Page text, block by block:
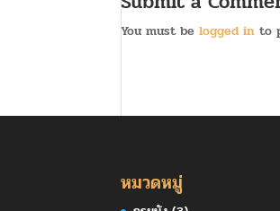
You must belogged in to
หมวดหมู่